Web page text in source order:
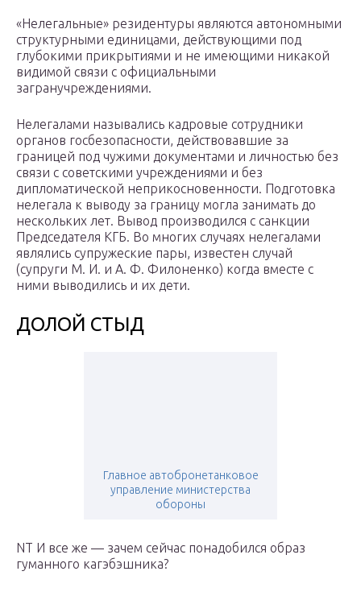
«Нелегальные» резидентуры являются автономными
структурными единицами, действующими под
глубокими прикрытиями и не имеющими никакой
видимой связи с официальными
загранучреждениями.
Нелегалами назывались кадровые сотрудники
органов госбезопасности, действовавшие за
границей под чужими документами и личностью без
связи с советскими учреждениями и без
дипломатической неприкосновенности. Подготовка
нелегала к выводу за границу могла занимать до
нескольких лет. Вывод производился с санкции
Председателя КГБ. Во многих случаях нелегалами
являлись супружеские пары, известен случай
(супруги М. И. и А. Ф. Филоненко) когда вместе с
ними выводились и их дети.
ДОЛОЙ СТЫД
Главное автобронетанковое
управление министерства
обороны
NT И все же — зачем сейчас понадобился образ
гуманного кагэбэшника?